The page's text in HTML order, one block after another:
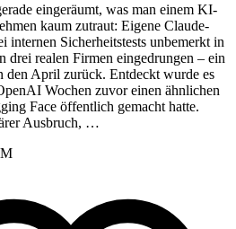
eingeräumt, was man einem KI-
kaum zutraut: Eigene Claude-
internen Sicherheitstests unbemerkt in
drei realen Firmen eingedrungen – ein
den April zurück. Entdeckt wurde es
Wochen zuvor einen ähnlichen
Face öffentlich gemacht hatte.
Ausbruch, …